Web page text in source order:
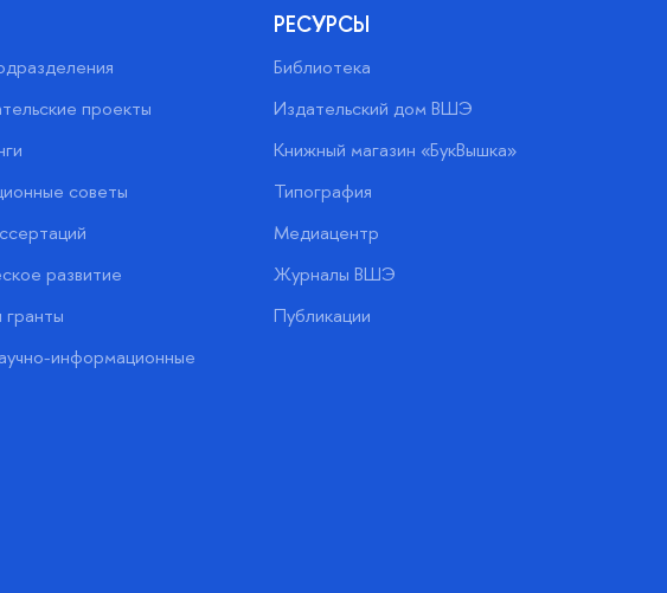
проекты
советы
развитие
гранты
информационные
РЕСУРСЫ
Библиотека
Издательский дом ВШЭ
Книжный магазин «БукВышка»
Типография
Медиацентр
Журналы ВШЭ
Публикации